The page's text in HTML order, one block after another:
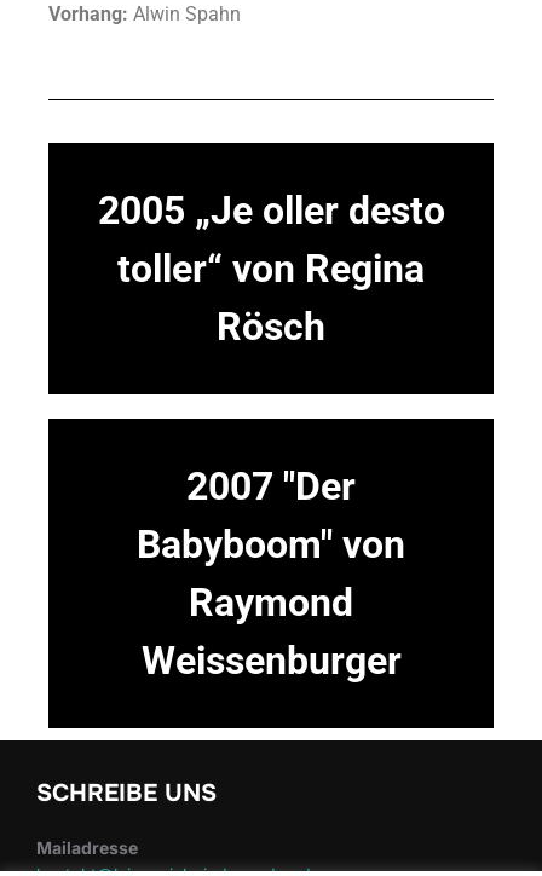
Vorhang: Alwin Spahn
2005 „Je oller desto
toller“ von Regina
Rösch
2007 "Der
Babyboom" von
Raymond
Weissenburger
SCHREIBE UNS
Mailadresse